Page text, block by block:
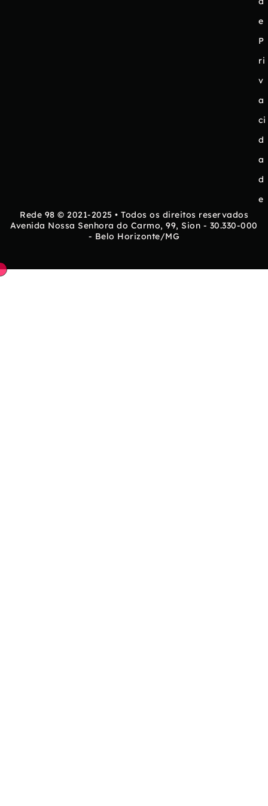
e
P
ri
v
a
ci
d
a
d
e
Rede 98 © 2021-2025 • Todos os direitos reservados
Avenida Nossa Senhora do Carmo, 99, Sion - 30.330-000
- Belo Horizonte/MG